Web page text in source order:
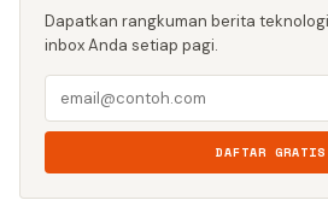
Dapatkan rangkuman berita
inbox Anda setiap pagi.
DAFTAR GRATIS